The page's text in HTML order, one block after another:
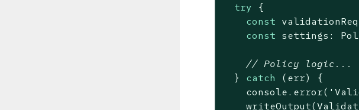
try {
const
const settings:
// Policy logic...
  }
catch
(err) {
console .error(